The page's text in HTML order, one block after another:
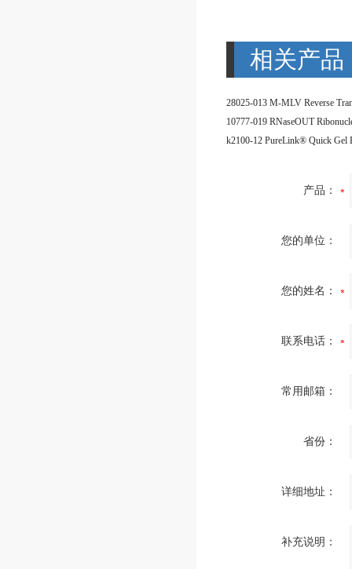
相关产品
产品：
您的单位：
您的姓名：
联系电话：
常用邮箱：
省份：
详细地址：
补充说明：